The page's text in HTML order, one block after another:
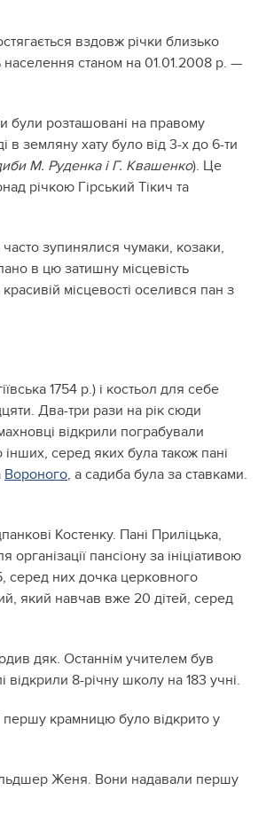
вздовж річки близько
населення станом на 01.01.2008 р. —
були розташовані на правому
в земляну хату було від 3-х до 6-ти
М. Руденка і Г. Квашенко). Це
річкою Гірський Тікич та
зупинялися чумаки, козаки,
в цю затишну місцевість
місцевості оселився пан з
1754 р.) і костьол для себе
Два-три рази на рік сюди
відкрили пограбували
серед яких була також пані
Вороного, а садиба була за ставками.
Костенку. Пані Приліцька,
пансіону за ініціативою
серед них дочка церковного
який навчав вже 20 дітей, серед
дяк. Останнім учителем був
8-річну школу на 183 учні.
першу крамницю було відкрито у
Женя. Вони надавали першу